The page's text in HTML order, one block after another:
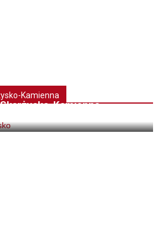
Kamienna
Kamienna